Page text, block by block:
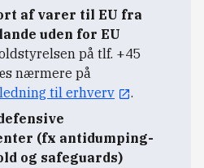
af varer til EU fra
uden for EU
på tlf. +45
nærmere på
til erhverv
.
(fx antidumping-
og safeguards)